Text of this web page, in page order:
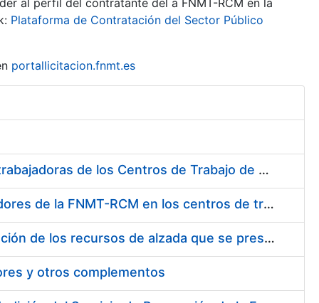
al perfil del contratante del a FNMT-RCM en la
Plataforma de Contratación del Sector Público
portallicitacion.fnmt.es
Suministro de Protectores Auditivos a medida para las personas trabajadoras de los Centros de Trabajo de Madrid y Burgos
Suministro de gafas graduadas antiproyecciones para los trabajadores de la FNMT-RCM en los centros de trabajo de Madrid y Burgos
Servicios de una empresa externa para el asesoramiento y resolución de los recursos de alzada que se presentan relacionados con procesos de selección para la FNMT-RCM
y otros complementos